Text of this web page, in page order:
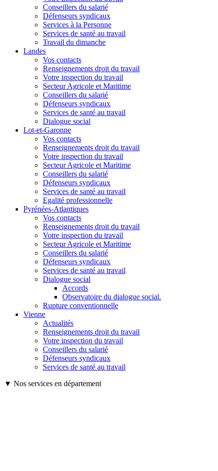
Conseillers du salarié
Défenseurs syndicaux
Services à la Personne
Services de santé au travail
Travail du dimanche
Landes
Vos contacts
Renseignements droit du travail
Votre inspection du travail
Secteur Agricole et Maritime
Conseillers du salarié
Défenseurs syndicaux
Services de santé au travail
Dialogue social
Lot-et-Garonne
Vos contacts
Renseignements droit du travail
Votre inspection du travail
Secteur Agricole et Maritime
Conseillers du salarié
Défenseurs syndicaux
Services de santé au travail
Egalité professionnelle
Pyrénées-Atlantiques
Vos contacts
Renseignements droit du travail
Votre inspection du travail
Secteur Agricole et Maritime
Conseillers du salarié
Défenseurs syndicaux
Services de santé au travail
Dialogue social
Accords
Observatoire du dialogue social.
Rupture conventionnelle
Vienne
Actualités
Renseignements droit du travail
Votre inspection du travail
Conseillers du salarié
Défenseurs syndicaux
Services de santé au travail
▼ Nos services en département